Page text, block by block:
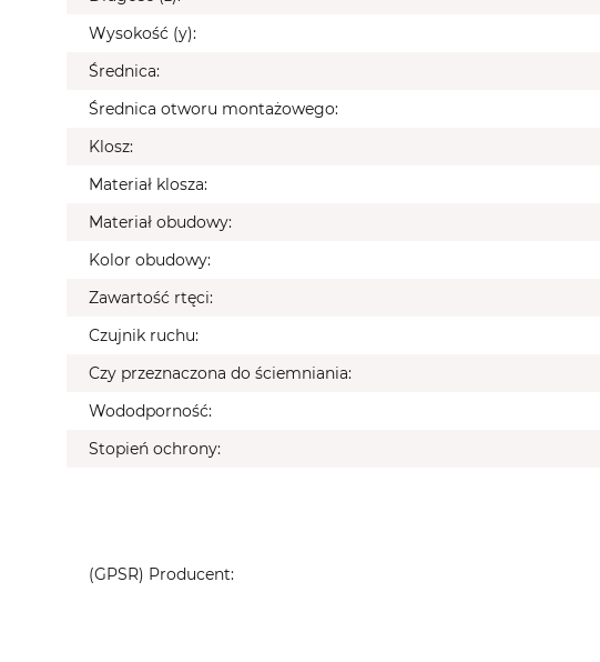
Wysokość (y):
Średnica:
Średnica otworu montażowego:
Klosz:
Materiał klosza:
Materiał obudowy:
Kolor obudowy:
Zawartość rtęci:
Czujnik ruchu:
Czy przeznaczona do ściemniania:
Wododporność:
Stopień ochrony:
(GPSR) Producent: